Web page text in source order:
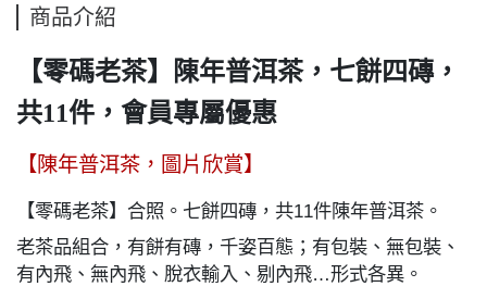
商品介紹
【零碼老茶】陳年普洱茶，七餅四磚，
共11件，會員專屬優惠
【陳年普洱茶，圖片欣賞】
【零碼老茶】合照。七餅四磚，共11件陳年普洱茶。
老茶品組合，有餅有磚，千姿百態；有包裝、無包裝、
有內飛、無內飛、脫衣輸入、剔內飛…形式各異。